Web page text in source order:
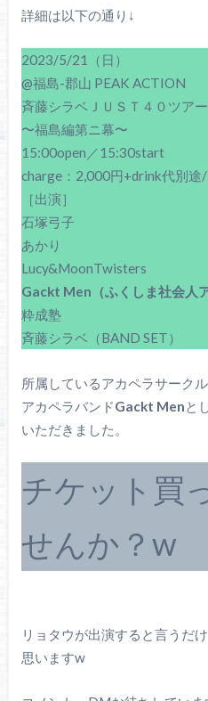
詳細は以下の通り↓
2023/5/21（日）
@福島-郡山 PEAK ACTION
斉藤シラベＪＵＳＴ４０ツアー
〜福島編第ニ幕〜
15:00open／15:30start
charge：2,000円+drink代別途
［出演］
石塚弓子
あかり
Lucy&MoonTwisters
Gackt Men（ふくしま社会人
粋成塾
斉藤シラベ（BAND SET）
所属しているアカペラサーク
アカペラバンドGackt Menと
いただきました。
チケット買
せんか？w
リョタウが出演すると言うだ
思いますw